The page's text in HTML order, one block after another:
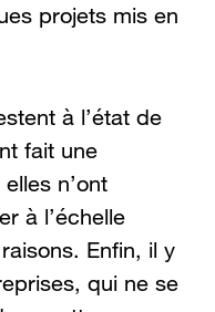
projets mis en
à l’état de
fait une
n’ont
à l’échelle
Enfin, il y
qui ne se